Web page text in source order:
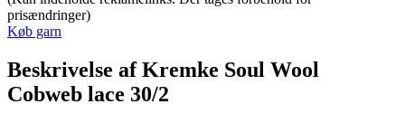
prisændringer)
Køb garn
Beskrivelse af Kremke Soul Wool
Cobweb lace 30/2